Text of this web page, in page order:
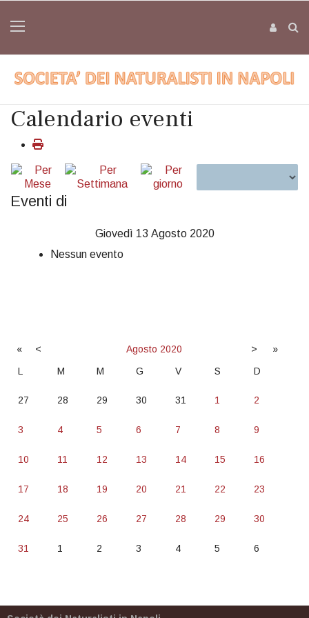
Calendario eventi
Eventi di
Giovedì 13 Agosto 2020
Nessun evento
« < Agosto 2020 >
»
L
M M G V S D
27 28 29 30 31 1 2
3 4 5 6 7 8 9
10 11 12 13 14 15 16
17 18 19 20 21 22 23
24 25 26 27 28 29 30
31 1 2 3 4 5 6